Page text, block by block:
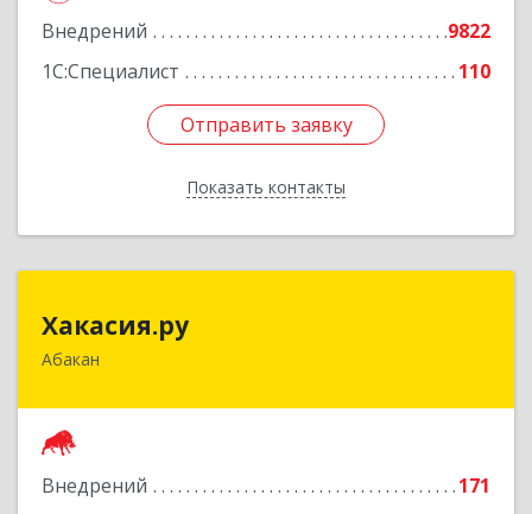
Внедрений
9822
1С:Специалист
110
Отправить заявку
Показать контакты
Подробнее
Отправить заявку
Назад
Хакасия.ру
Абакан
Внедрений
171
655017, Хакасия Респ, Абакан г, Вяткина ул, дом